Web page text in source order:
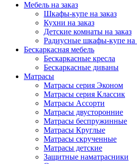
Мебель на заказ
Шкафы-купе на заказ
Кухни на заказ
Детские комнаты на заказ
Радиусные шкафы-купе на
Бескаркасная мебель
Бескаркасные кресла
Бескаркасные диваны
Матрасы
Матрасы серия Эконом
Матрасы серия Классик
Матрасы Ассорти
Матрасы двусторонние
Матрасы беспружинные
Матрасы Круглые
Матрасы скрученные
Матрасы детские
Защитные наматрасники